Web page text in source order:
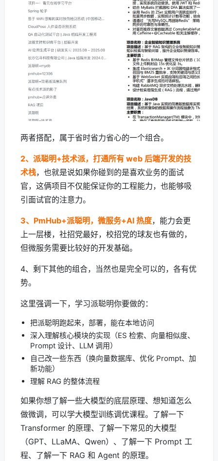
两者搭配，属于省时省力省心的一个组合。
2、派聪明+技术派，打通所有 web 后端开发的技
术栈，也就是说如果你碰到的是喜欢业务的面试
官，这俩项目不仅能保证你的工程能力，也能够吸
引面试官的注意力。
3、PmHub+派聪明，微服务+AI 热度，能力会更
上一层楼，社招党最好，校招党的球友也有做的，
但微服务需要比较好的开发基础。
4、剩下其他的组合，当然也是完全可以的，各有优
势。
这里强调一下，学习派聪明你要做的：
把派聪明跑起来，部署，能在本地访问
深入理解核心模块的实现（ES 检索、向量相似度、
Prompt 设计、LLM 调用）
自己改一些东西（换向量数据库、优化 Prompt、加
新功能）
理解 RAG 的整体流程
如果你想了解一些大模型的底层原理、想知道怎么
做微调，可以学大模型训练调优课程。了解一下
Transformer 的原理、了解一下常见的大模型
（GPT、LLaMA、Qwen）、了解一下 Prompt 工
程、了解一下 RAG 和 Agent 的原理。